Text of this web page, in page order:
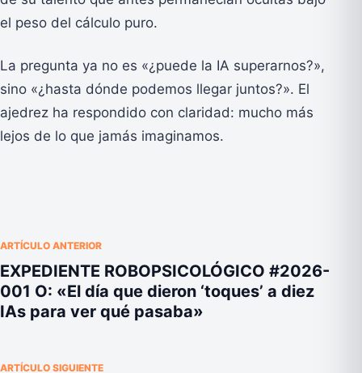
el peso del cálculo puro.
La pregunta ya no es «¿puede la IA superarnos?»,
sino «¿hasta dónde podemos llegar juntos?». El
ajedrez ha respondido con claridad: mucho más
lejos de lo que jamás imaginamos.
ARTÍCULO ANTERIOR
EXPEDIENTE ROBOPSICOLÓGICO #2026-
001 O: «El día que dieron ‘toques’ a diez
IAs para ver qué pasaba»
ARTÍCULO SIGUIENTE